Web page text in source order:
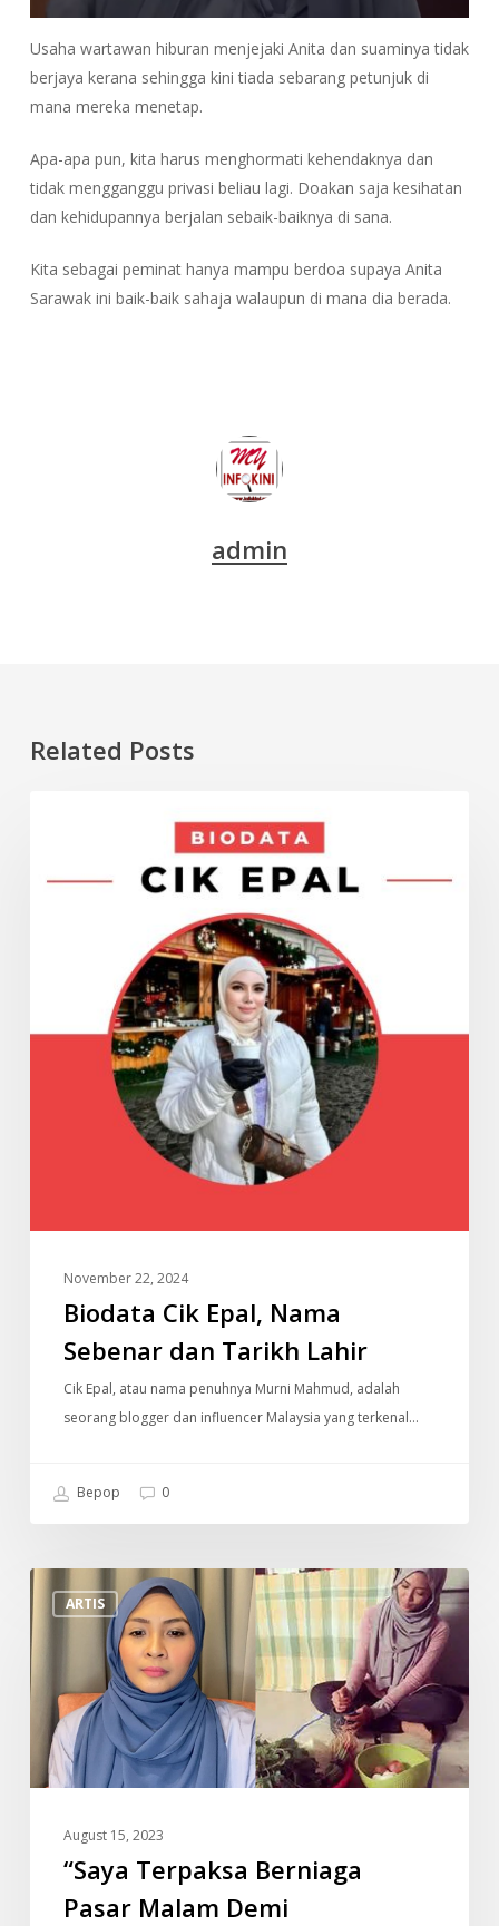
Usaha wartawan hiburan menjejaki Anita dan suaminya tidak
berjaya kerana sehingga kini tiada sebarang petunjuk di
mana mereka menetap.
Apa-apa pun, kita harus menghormati kehendaknya dan
tidak mengganggu privasi beliau lagi. Doakan saja kesihatan
dan kehidupannya berjalan sebaik-baiknya di sana.
Kita sebagai peminat hanya mampu berdoa supaya Anita
Sarawak ini baik-baik sahaja walaupun di mana dia berada.
admin
Related Posts
November 22, 2024
Biodata Cik Epal, Nama
Sebenar dan Tarikh Lahir
Cik Epal, atau nama penuhnya Murni Mahmud, adalah
seorang blogger dan influencer Malaysia yang terkenal…
Bepop 0
ARTIS
“Saya
Terpaksa
Berniaga
Malam
Demi
Kelangsungan
Hidup”
Nordiana
August 15, 2023
“Saya Terpaksa Berniaga
Pasar Malam Demi